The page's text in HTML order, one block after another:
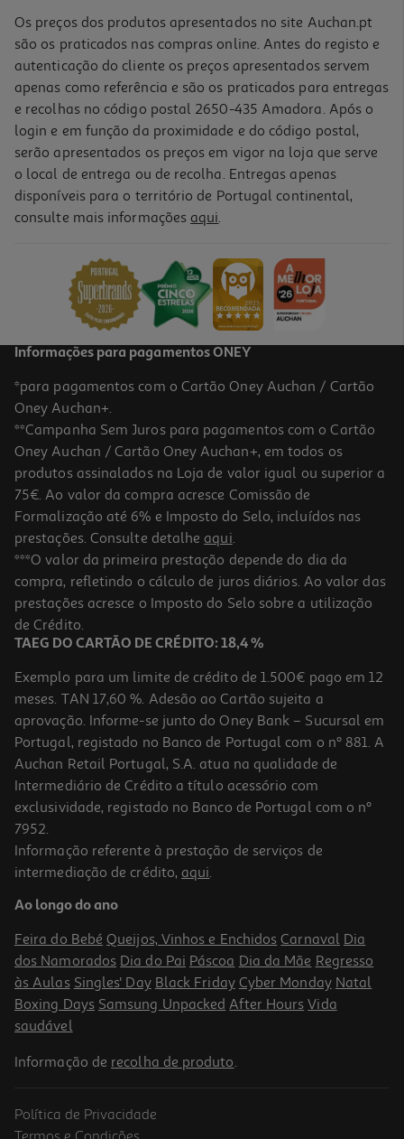
4.3
Amaciador Concentrado Auchan Talco 80 Doses
4.5 (52)
Amaciador Concentrado Auchan Caraíbas 60 Doses
0.03 €/Dose
2,09 €
Amaciador Tesori D`oriente Ikigai 42d
0.08 €/Dose
3,19 €
Os preços dos produtos apresentados no site Auchan.pt
são os praticados nas compras online. Antes do registo e
autenticação do cliente os preços apresentados servem
apenas como referência e são os praticados para entregas
e recolhas no código postal 2650-435 Amadora. Após o
login e em função da proximidade e do código postal,
serão apresentados os preços em vigor na loja que serve
o local de entrega ou de recolha. Entregas apenas
disponíveis para o território de Portugal continental,
consulte mais informações aqui.
Informações para pagamentos ONEY
*para pagamentos com o Cartão Oney Auchan / Cartão
Oney Auchan+.
**Campanha Sem Juros para pagamentos com o Cartão
Oney Auchan / Cartão Oney Auchan+, em todos os
produtos assinalados na Loja de valor igual ou superior a
75€. Ao valor da compra acresce Comissão de
Formalização até 6% e Imposto do Selo, incluídos nas
prestações. Consulte detalhe aqui.
***O valor da primeira prestação depende do dia da
compra, refletindo o cálculo de juros diários. Ao valor das
prestações acresce o Imposto do Selo sobre a utilização
de Crédito.
TAEG DO CARTÃO DE CRÉDITO: 18,4 %
Exemplo para um limite de crédito de 1.500€ pago em 12
meses. TAN 17,60 %. Adesão ao Cartão sujeita a
aprovação. Informe-se junto do Oney Bank – Sucursal em
Portugal, registado no Banco de Portugal com o nº 881. A
Auchan Retail Portugal, S.A. atua na qualidade de
Intermediário de Crédito a título acessório com
exclusividade, registado no Banco de Portugal com o nº
7952.
Informação referente à prestação de serviços de
intermediação de crédito, aqui.
Ao longo do ano
Feira do Bebé Queijos, Vinhos e Enchidos Carnaval Dia
dos Namorados Dia do Pai Páscoa Dia da Mãe Regresso
às Aulas Singles' Day Black Friday Cyber Monday Natal
Boxing Days Samsung Unpacked After Hours Vida
saudável
Informação de recolha de produto.
Política de Privacidade
Termos e Condições